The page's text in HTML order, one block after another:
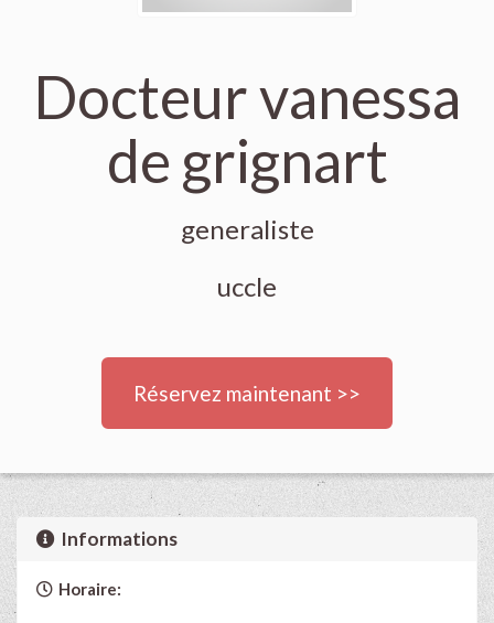
Docteur vanessa
de grignart
generaliste
uccle
Réservez maintenant >>
Informations
Horaire: